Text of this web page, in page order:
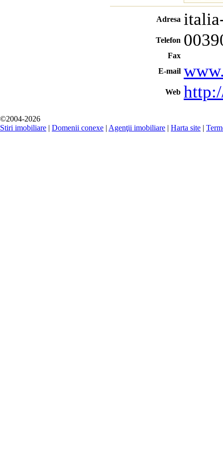
Adresa
Telefon
Fax
E-mail
Web
©2004-2026
Stiri imobiliare | Domenii conexe | Agenţii imobiliare | Harta site |